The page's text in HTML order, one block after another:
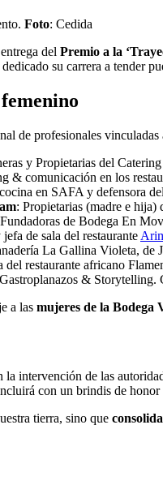
Foto: Cedida
del Premio a la
su carrera a tender
de profesionales
y Propietarias del
& comunicación en los
en SAFA y defensora
: Propietarias (madre e hija)
de Bodega En
de sala del restaurante
La Gallina Violeta, de
del restaurante africano
& Storytelling.
a las mujeres de la Bodega
la intervención de las
con un brindis de
tierra, sino que